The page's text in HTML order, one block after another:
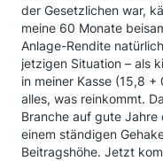
der Gesetzlichen war,
meine 60 Monate
Anlage-Rendite
jetzigen Situation – als
in meiner Kasse (15,8
alles, was reinkommt.
Branche auf gute
einem ständigen
Beitragshöhe. Jetzt